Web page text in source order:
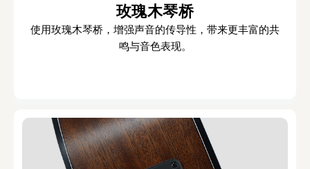
玫瑰木琴桥
使用玫瑰木琴桥，增强声音的传导性，带来更丰富的共
鸣与音色表现。